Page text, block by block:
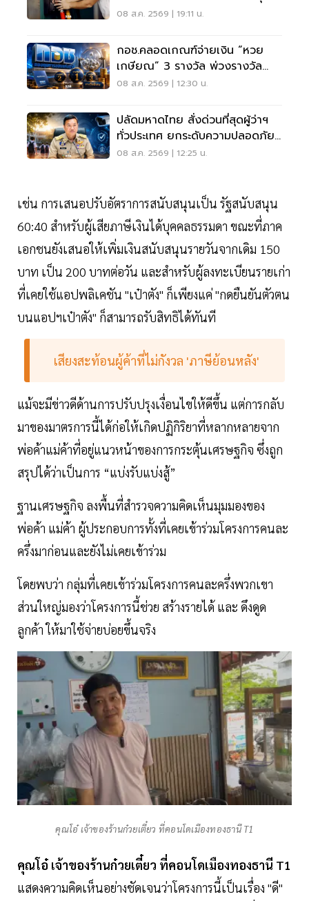
08 ส.ค. 2569 | 19:11 น.
กอช.คลอดเกณฑ์จ่ายเงิน “หวย
เกษียณ” 3 รางวัล พ่วงรางวัล
พิเศษ
08 ส.ค. 2569 | 12:30 น.
ปลัดมหาดไทย สั่งด่วนที่สุดผู้ว่าฯ
ทั่วประเทศ ยกระดับความปลอดภัย
โรงเรียน
08 ส.ค. 2569 | 12:25 น.
เช่น การเสนอปรับอัตราการสนับสนุนเป็น รัฐสนับสนุน
60:40 สำหรับผู้เสียภาษีเงินได้บุคคลธรรมดา ขณะที่ภาค
เอกชนยังเสนอให้เพิ่มเงินสนับสนุนรายวันจากเดิม 150
บาท เป็น 200 บาทต่อวัน และสำหรับผู้ลงทะเบียนรายเก่า
ที่เคยใช้แอปพลิเคชัน "เป๋าตัง" ก็เพียงแค่ "กดยืนยันตัวตน
บนแอปฯเป๋าตัง" ก็สามารถรับสิทธิได้ทันที
เสียงสะท้อนผู้ค้าที่ไม่กังวล 'ภาษีย้อนหลัง'
แม้จะมีข่าวดีด้านการปรับปรุงเงื่อนไขให้ดีขึ้น แต่การกลับ
มาของมาตรการนี้ได้ก่อให้เกิดปฏิกิริยาที่หลากหลายจาก
พ่อค้าแม่ค้าที่อยู่แนวหน้าของการกระตุ้นเศรษฐกิจ ซึ่งถูก
สรุปได้ว่าเป็นการ “แบ่งรับแบ่งสู้”
ฐานเศรษฐกิจ ลงพื้นที่สำรวจความคิดเห็นมุมมองของ
พ่อค้า แม่ค้า ผู้ประกอบการทั้งที่เคยเข้าร่วมโครงการคนละ
ครึ่งมาก่อนและยังไม่เคยเข้าร่วม
โดยพบว่า กลุ่มที่เคยเข้าร่วมโครงการคนละครึ่งพวกเขา
ส่วนใหญ่มองว่าโครงการนี้ช่วย สร้างรายได้ และ ดึงดูด
ลูกค้า ให้มาใช้จ่ายบ่อยขึ้นจริง
คุณโอ๋ เจ้าของร้านก๋วยเตี๋ยว ที่คอนโดเมืองทองธานี T1
คุณโอ๋ เจ้าของร้านก๋วยเตี๋ยว ที่คอนโดเมืองทองธานี T1
แสดงความคิดเห็นอย่างชัดเจนว่าโครงการนี้เป็นเรื่อง "ดี"